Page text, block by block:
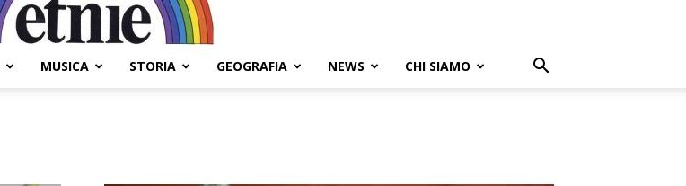
MUSICA STORIA GEOGRAFIA NEWS CHI SIAMO